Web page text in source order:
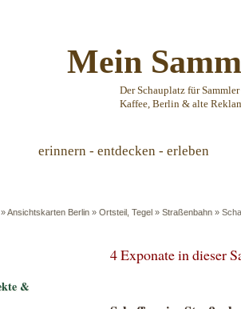
Mein
Der Schauplatz für
Kaffee, Berlin & alte
erinnern - entdecken - erleben
»Ansichtskarten Berlin » Ortsteil, Tegel » Straßenbahn »
4 Exponate in dieser
&